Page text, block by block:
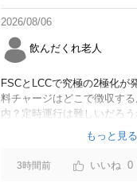
2026/08/06
飲んだくれ老人
FSCとLCCで究極の2極化が
料チャージはどこで徴収す
内？定時運行は難しいだろ
るからジェットスター豪州
もっと見る
3時間前 0